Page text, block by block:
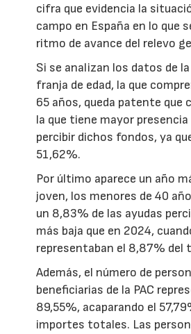
cifra que evidencia la
campo en España en lo que
ritmo de avance del relevo
Si se analizan los datos de
franja de edad, la que
65 años, queda patente que
la que tiene mayor presencia
percibir dichos fondos, ya
51,62%.
Por último aparece un año
joven, los menores de 40
un 8,83% de las ayudas
más baja que en 2024,
representaban el 8,87% del
Además, el número de
beneficiarias de la PAC
89,55%, acaparando el
importes totales. Las